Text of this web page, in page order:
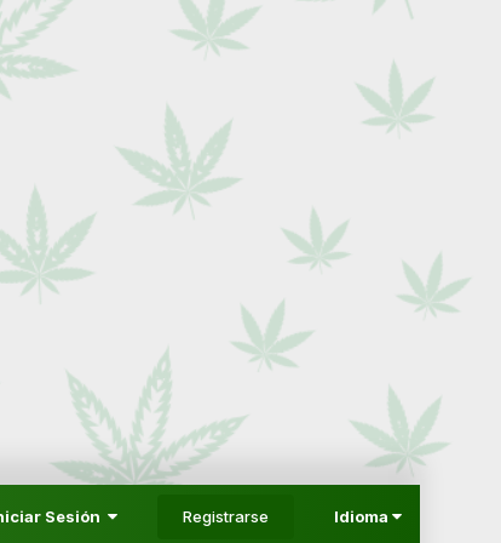
Sesión Registrarse Idioma